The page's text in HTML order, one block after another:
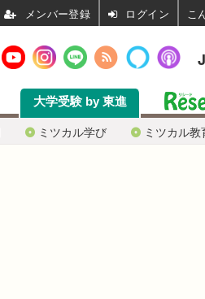
ミツカル学び ミツカル教
大学受験 by 東進
ログイン こ